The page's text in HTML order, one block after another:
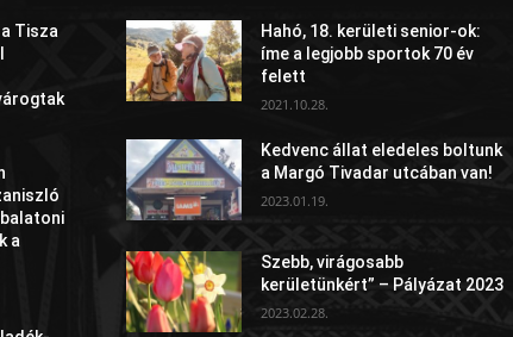
Tisza
a
Hahó, 18. kerületi senior-ok:
íme a legjobb sportok 70 év
felett
2021.10.28.
Kedvenc állat eledeles boltunk
a Margó Tivadar utcában van!
2023.01.19.
Szebb, virágosabb
kerületünkért” – Pályázat 2023
2023.02.28.